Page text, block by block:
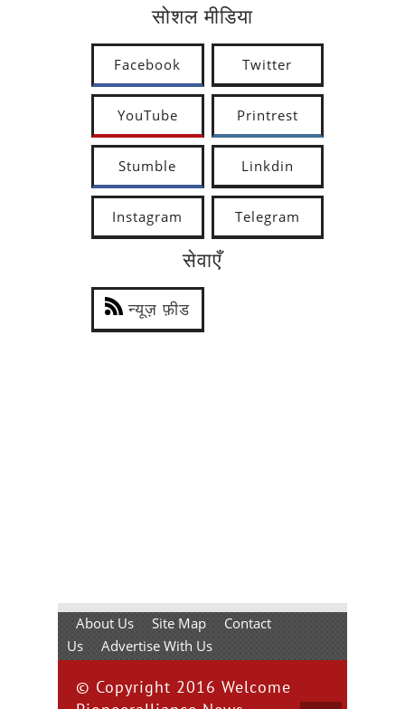
सोशल मीडिया
Facebook Twitter
YouTube Printrest
Stumble Linkdin
Instagram Telegram
सेवाएँ
न्यूज़ फ़ीड
About Us Site Map
Contact
Us
Advertise With Us
© Copyright 2016 Welcome